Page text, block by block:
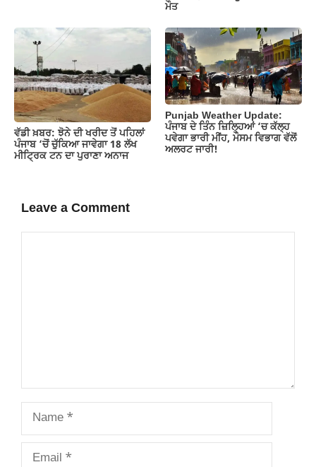
ਮੌਤ
ਵੱਡੀ ਖ਼ਬਰ: ਝੋਨੇ ਦੀ ਖਰੀਦ ਤੋਂ ਪਹਿਲਾਂ
ਪੰਜਾਬ ‘ਚੋਂ ਚੁੱਕਿਆ ਜਾਵੇਗਾ 18 ਲੱਖ
ਮੀਟ੍ਰਿਕ ਟਨ ਦਾ ਪੁਰਾਣਾ ਅਨਾਜ
Punjab Weather Update:
ਪੰਜਾਬ ਦੇ ਤਿੰਨ ਜ਼‍ਿਲ੍ਹਿਆਂ ‘ਚ ਕੱਲ੍ਹ
ਪਵੇਗਾ ਭਾਰੀ ਮੀਂਹ, ਮੌਸਮ ਵਿਭਾਗ ਵੱਲੋਂ
ਅਲਰਟ ਜਾਰੀ!
Leave a Comment
Name
Email